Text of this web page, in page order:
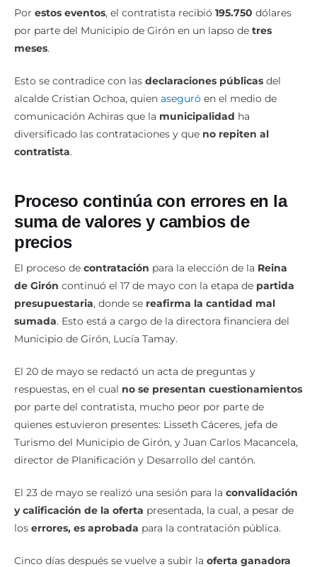
por parte del Municipio de Girón en un lapso detres
meses.
alcalde Cristian Ochoa, quienaseguróen el medio de
comunicación Achiras que la municipalidadha
diversificado las contrataciones y queno repiten al
contratista.
suma de valores y cambios de
precios
El proceso de
de Giróncontinuó el 17 de mayo con la etapa de partida
presupuestaria, donde se reafirma la cantidad mal
sumada. Esto está a cargo de la directora financiera del
Municipio de Girón, Lucía Tamay.
respuestas, en el cualno se presentan cuestionamientos
por parte del contratista, mucho peor por parte de
quienes estuvieron presentes: Lisseth Cáceres, jefa de
Turismo del Municipio de Girón, y Juan Carlos Macancela,
director de Planificación y Desarrollo del cantón.
y calificación de la ofertapresentada, la cual, a pesar de
loserrores, es aprobadapara la contratación pública.
convalores reajustadospara que la suma sea de 53.980